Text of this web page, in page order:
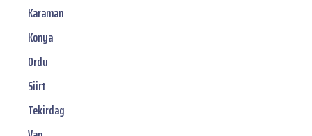
Karaman
Konya
Ordu
Siirt
Tekirdag